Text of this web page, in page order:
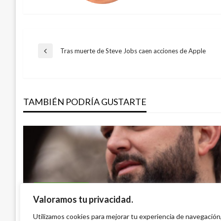
Valoramos tu privacidad.
Utilizamos cookies para mejorar tu experiencia de navegación,
Navegación
entradas
Entrada
Tras muerte de Steve Jobs caen acciones de Apple
TAMBIÉN PODRÍA GUSTARTE
Chile: Fiscalía investiga denuncia
INTERNACIONAL
ACNUR pide apoyo para atender